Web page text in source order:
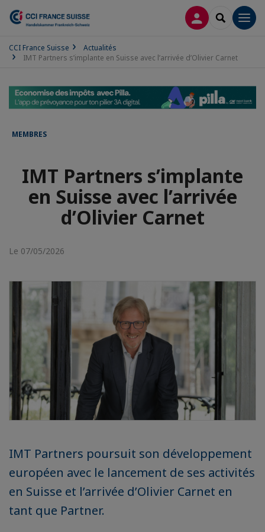
CONNEXION
CCI France Suisse
Actualités
IMT Partners s’implante en Suisse avec l’arrivée d’Olivier Carnet
MEMBRES
IMT Partners s’implante
en Suisse avec l’arrivée
d’Olivier Carnet
Le 07/05/2026
IMT Partners poursuit son développement
européen avec le lancement de ses activités
en Suisse et l’arrivée d’Olivier Carnet en
tant que Partner.